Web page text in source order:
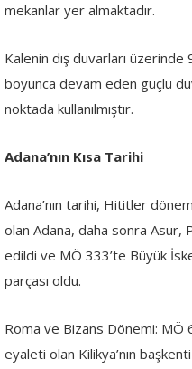
mekanlar yer almaktadır.
Kalenin dış duvarları
boyunca devam eden güçlü
noktada kullanılmıştır.
Adana’nın Kısa Tarihi
Adana’nın tarihi, Hititler
olan Adana, daha sonra
edildi ve MÖ 333’te Büyük
parçası oldu.
Roma ve Bizans Dönemi: MÖ
eyaleti olan Kilikya’nın